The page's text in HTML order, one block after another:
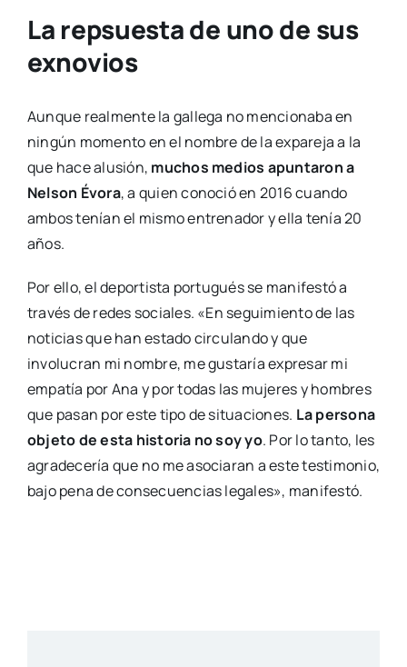
La repsuesta de uno de sus
exnovios
Aunque realmente la gallega no mencionaba en
ningún momento en el nombre de la expareja a la
que hace alusión, muchos medios apuntaron a
Nelson Évora, a quien conoció en 2016 cuando
ambos tenían el mismo entrenador y ella tenía 20
años.
Por ello, el deportista portugués se manifestó a
través de redes sociales. «En seguimiento de las
noticias que han estado circulando y que
involucran mi nombre, me gustaría expresar mi
empatía por Ana y por todas las mujeres y hombres
que pasan por este tipo de situaciones. La persona
objeto de esta historia no soy yo. Por lo tanto, les
agradecería que no me asociaran a este testimonio,
bajo pena de consecuencias legales», manifestó.